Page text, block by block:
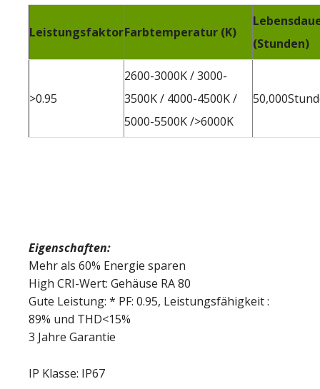
LeistungsfaktorFarbtemperatur (K)
(Stunden)
>0.95
2600-3000K / 3000-
3500K / 4000-4500K /
5000-5500K />6000K
Eigenschaften:
Mehr als 60% Energie sparen
High CRI-Wert: Gehäuse RA 80
Gute Leistung: * PF: 0.95, Leistungsfähigkeit :
89% und THD<15%
3 Jahre Garantie
IP Klasse: IP67